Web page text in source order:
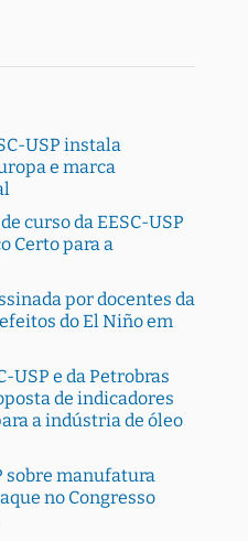
USP instala
e marca
curso da EESC-USP
Certo para a
por docentes da
do El Niño em
USP e da Petrobras
de indicadores
a indústria de óleo
sobre manufatura
no Congresso